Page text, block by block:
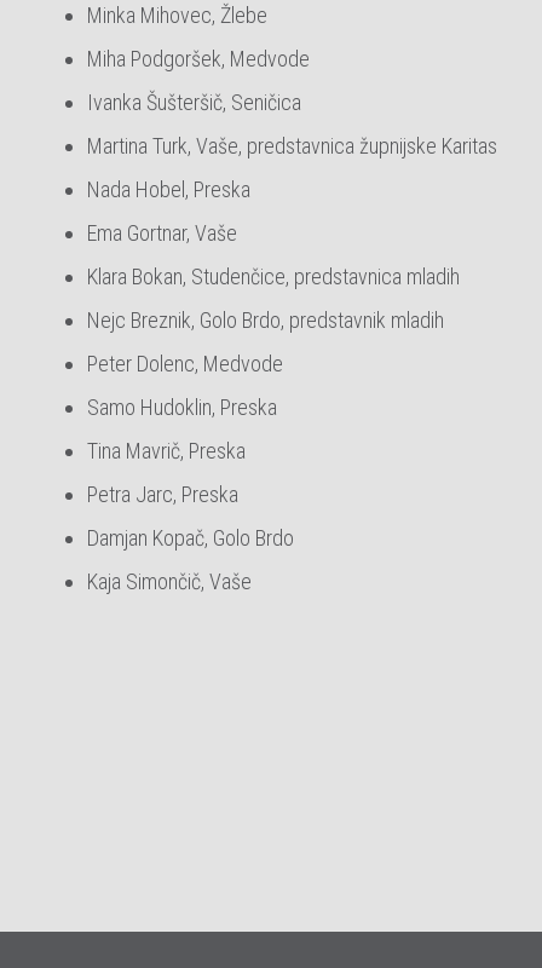
Minka Mihovec, Žlebe
Miha Podgoršek, Medvode
Ivanka Šušteršič, Seničica
Martina Turk, Vaše, predstavnica župnijske Karitas
Nada Hobel, Preska
Ema Gortnar, Vaše
Klara Bokan, Studenčice, predstavnica mladih
Nejc Breznik, Golo Brdo, predstavnik mladih
Peter Dolenc, Medvode
Samo Hudoklin, Preska
Tina Mavrič, Preska
Petra Jarc, Preska
Damjan Kopač, Golo Brdo
Kaja Simončič, Vaše